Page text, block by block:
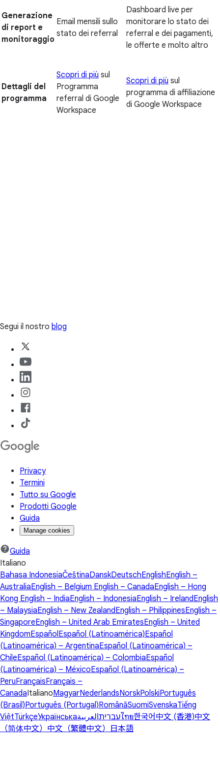
Generazione
di report e
monitoraggio
Email mensili sullo
stato dei referral
Dashboard live per
monitorare lo stato dei
referral e dei pagamenti,
le offerte e molto altro
Dettagli del
programma
Scopri di più sul
Programma
referral di Google
Workspace
Scopri di più sul
programma di affiliazione
di Google Workspace
Segui il nostro blog
Privacy
Termini
Tutto su Google
Prodotti Google
Guida
Manage cookies
Guida
Italiano
Bahasa IndonesiaČeštinaDanskDeutschEnglishEnglish –
AustraliaEnglish – Belgium English – CanadaEnglish – Hong
Kong English – IndiaEnglish – IndonesiaEnglish – IrelandEnglish
– MalaysiaEnglish – New ZealandEnglish – PhilippinesEnglish –
SingaporeEnglish – United Arab EmiratesEnglish – United
KingdomEspañol Español (Latinoamérica)Español
(Latinoamérica) – ArgentinaEspañol (Latinoamérica) –
ChileEspañol (Latinoamérica) – ColombiaEspañol
(Latinoamérica) – MéxicoEspañol (Latinoamérica) –
PeruFrançaisFrançais –
CanadaItalianoMagyarNederlandsNorskPolskiPortuguês
(Brasil)Português (Portugal)RomânăSuomiSvenskaTiếng
ViệtTürkçeУкраїнська עבריתالعربية ไทย한국어 中文 (香港)中文
（简体中文） 中文（繁體中文） 日本語